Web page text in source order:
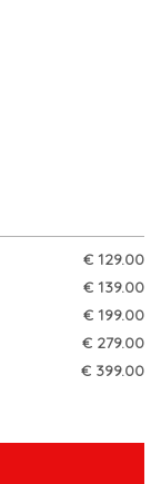
€ 129.00
€ 139.00
€ 199.00
€ 279.00
€ 399.00